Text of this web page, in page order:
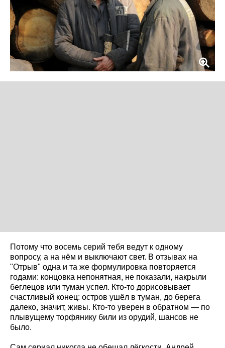
Потому что восемь серий тебя ведут к одному
вопросу, а на нём и выключают свет. В отзывах на
"Отрыв" одна и та же формулировка повторяется
годами: концовка непонятная, не показали, накрыли
беглецов или туман успел. Кто-то дорисовывает
счастливый конец: остров ушёл в туман, до берега
далеко, значит, живы. Кто-то уверен в обратном — по
плывущему торфянику били из орудий, шансов не
было.